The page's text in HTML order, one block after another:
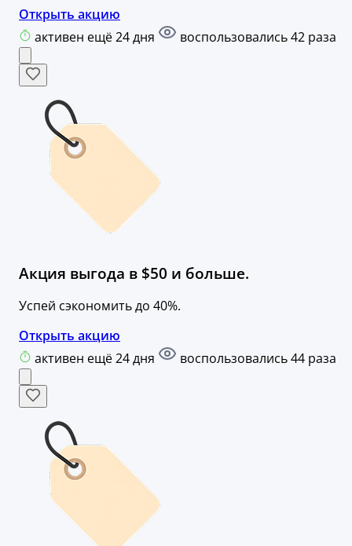
Открыть акцию
активен ещё 24 дня
воспользовались 42 раза
Акция выгода в $50 и больше.
Успей сэкономить до 40%.
Открыть акцию
активен ещё 24 дня
воспользовались 44 раза